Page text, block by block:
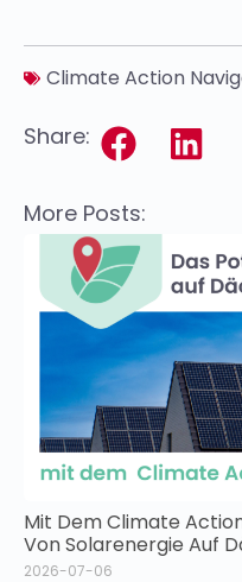
Climate Action
Share:
More Posts:
Mit Dem Climate
Von Solarenergie Auf
2026-07-06